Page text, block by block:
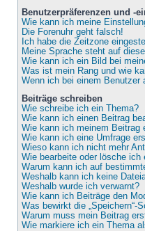
Benutzerpräferenzen und -
Wie kann ich meine
Die Forenuhr geht falsch!
Ich habe die Zeitzone
Meine Sprache steht auf
Wie kann ich ein Bild bei
Was ist mein Rang und wie
Wenn ich bei einem Benutzer
Beiträge schreiben
Wie schreibe ich ein Thema?
Wie kann ich einen Beitrag
Wie kann ich meinem Beitrag
Wie kann ich eine Umfrage
Wieso kann ich nicht mehr
Wie bearbeite oder lösche ich
Warum kann ich auf
Weshalb kann ich keine
Weshalb wurde ich verwarnt?
Wie kann ich Beiträge den
Was bewirkt die „Speichern“-
Warum muss mein Beitrag
Wie markiere ich ein Thema